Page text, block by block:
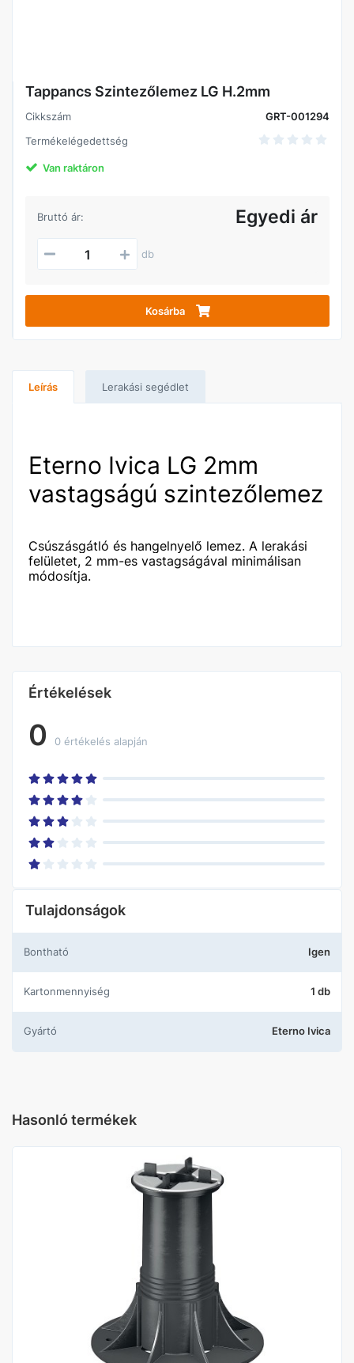
Tappancs Szintezőlemez LG H.2mm
Cikkszám
GRT-001294
Termékelégedettség
Van raktáron
Bruttó ár: Egyedi ár
db
Kosárba
Leírás Lerakási segédlet
Eterno Ivica LG 2mm
vastagságú szintezőlemez
Csúszásgátló és hangelnyelő lemez. A lerakási
felületet, 2 mm-es vastagságával minimálisan
módosítja.
Értékelések
0 0 értékelés alapján
Tulajdonságok
Bontható Igen
Kartonmennyiség 1 db
Gyártó Eterno Ivica
Hasonló termékek